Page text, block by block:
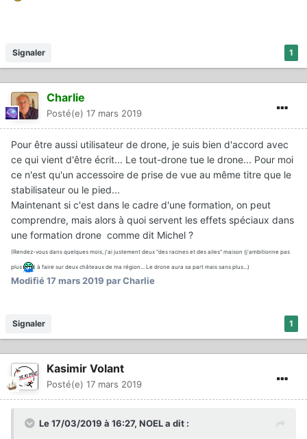
1
Signaler
Charlie
Posté(e) 17 mars 2019
Pour être aussi utilisateur de drone, je suis bien d'accord avec
ce qui vient d'être écrit... Le tout-drone tue le drone... Pour moi
ce n'est qu'un accessoire de prise de vue au même titre que le
stabilisateur ou le pied...
Maintenant si c'est dans le cadre d'une formation, on peut
comprendre, mais alors à quoi servent les effets spéciaux dans
une formation drone comme dit Michel ?
(Rendez-vous dans quelques mois, j'ai justement deux "des racines et des ailes" maison (j'ambitionne pas
plus ) à faire sur deux châteaux de ma région... Le drone aura sa part mais sans plus...)
Modifié17 mars 2019 par Charlie
1
Signaler
Kasimir Volant
Posté(e) 17 mars 2019
Le 17/03/2019 à 16:27, NOELa dit :